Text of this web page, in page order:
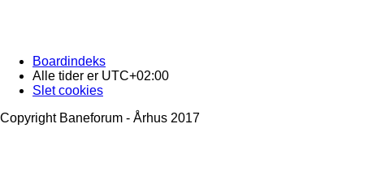
Boardindeks
Alle tider er UTC+02:00
Slet cookies
Copyright Baneforum - Århus 2017